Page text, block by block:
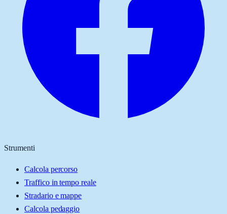
Strumenti
Calcola percorso
Traffico in tempo reale
Stradario e mappe
Calcola pedaggio